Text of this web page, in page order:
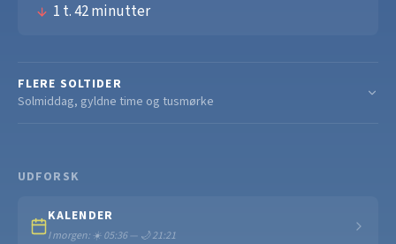
1 t. 42 minutter
FLERE SOLTIDER
Solmiddag, gyldne time og tusmørke
UDFORSK
KALENDER
I morgen: ☀️ 05:36 — 🌙 21:21